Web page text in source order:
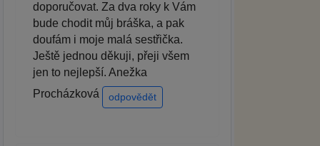
doporučovat. Za dva roky k Vám
bude chodit můj bráška, a pak
doufám i moje malá sestřička.
Ještě jednou děkuji, přeji všem
jen to nejlepší. Anežka
Procházková
odpovědět